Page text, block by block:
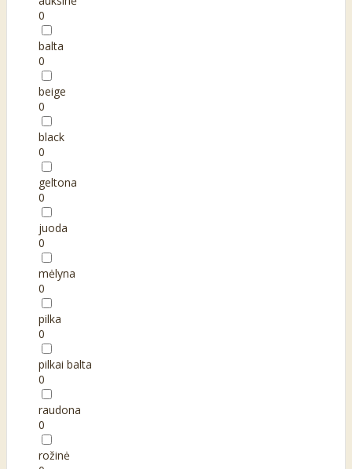
0
balta
0
beige
0
black
0
geltona
0
juoda
0
mėlyna
0
pilka
0
pilkai balta
0
raudona
0
rožinė